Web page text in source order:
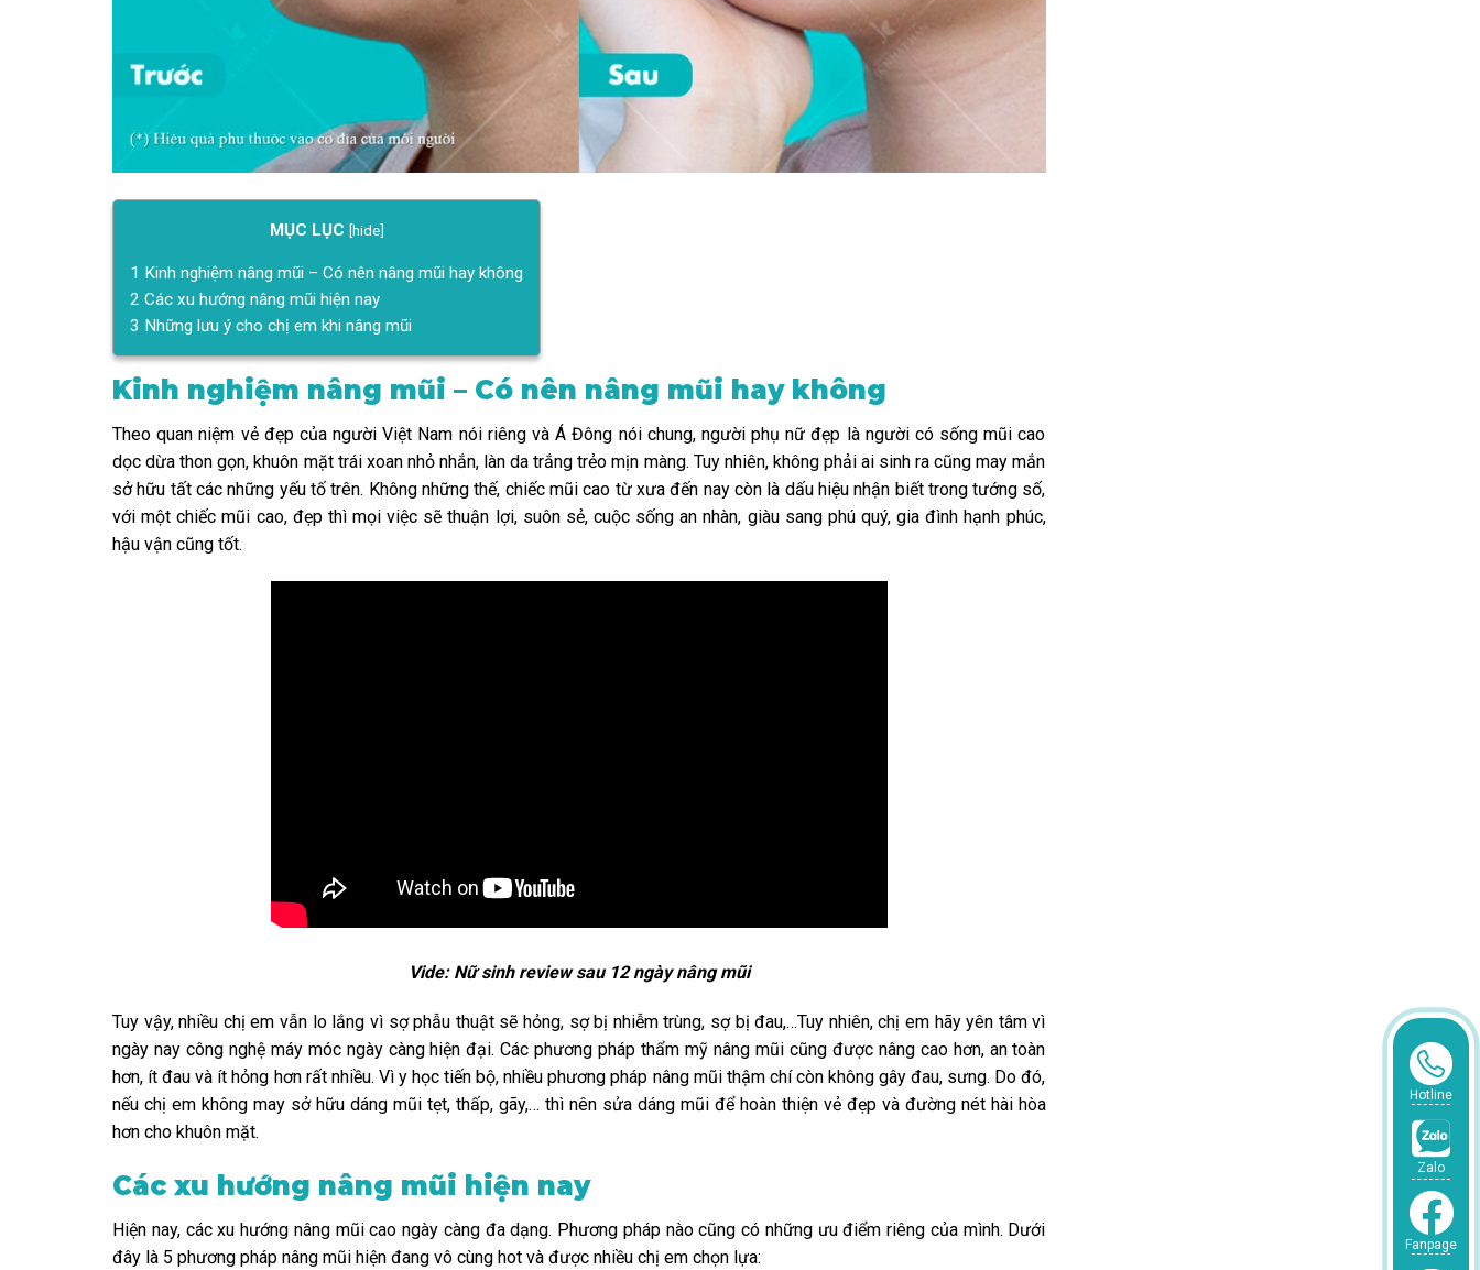
MỤC LỤC [hide]
1 Kinh nghiệm nâng mũi – Có nên nâng mũi hay không
2 Các xu hướng nâng mũi hiện nay
3 Những lưu ý cho chị em khi nâng mũi
Kinh nghiệm nâng mũi – Có nên nâng mũi hay không
Theo quan niệm vẻ đẹp của người Việt Nam nói riêng và Á Đông nói chung, người phụ nữ đẹp là người có sống mũi cao
dọc dừa thon gọn, khuôn mặt trái xoan nhỏ nhắn, làn da trắng trẻo mịn màng. Tuy nhiên, không phải ai sinh ra cũng may mắn
sở hữu tất các những yếu tố trên. Không những thế, chiếc mũi cao từ xưa đến nay còn là dấu hiệu nhận biết trong tướng số,
với một chiếc mũi cao, đẹp thì mọi việc sẽ thuận lợi, suôn sẻ, cuộc sống an nhàn, giàu sang phú quý, gia đình hạnh phúc,
hậu vận cũng tốt.
Vide: Nữ sinh review sau 12 ngày nâng mũi
Tuy vậy, nhiều chị em vẫn lo lắng vì sợ phẫu thuật sẽ hỏng, sợ bị nhiễm trùng, sợ bị đau,…Tuy nhiên, chị em hãy yên tâm vì
ngày nay công nghệ máy móc ngày càng hiện đại. Các phương pháp thẩm mỹ nâng mũi cũng được nâng cao hơn, an toàn
hơn, ít đau và ít hỏng hơn rất nhiều. Vì y học tiến bộ, nhiều phương pháp nâng mũi thậm chí còn không gây đau, sưng. Do đó,
nếu chị em không may sở hữu dáng mũi tẹt, thấp, gãy,… thì nên sửa dáng mũi để hoàn thiện vẻ đẹp và đường nét hài hòa
hơn cho khuôn mặt.
Các xu hướng nâng mũi hiện nay
Hiện nay, các xu hướng nâng mũi cao ngày càng đa dạng. Phương pháp nào cũng có những ưu điểm riêng của mình. Dưới
đây là 5 phương pháp nâng mũi hiện đang vô cùng hot và được nhiều chị em chọn lựa:
Hotline
Zalo
Fanpage